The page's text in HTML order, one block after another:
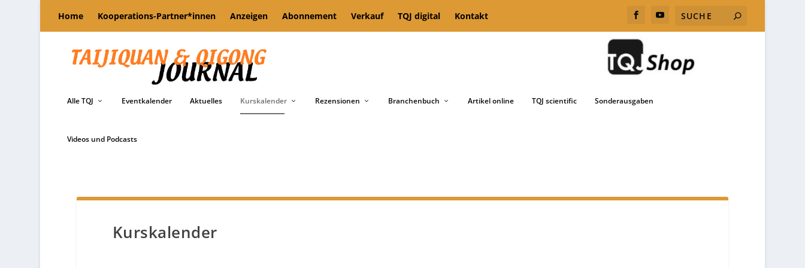
Home Kooperations-Partner*innen Anzeigen Abonnement Verkauf TQJ digital Kontakt
Alle TQJ Eventkalender Aktuelles Kurskalender Rezensionen Branchenbuch Artikel online TQJ scientific Sonderausgaben
Videos und Podcasts
Kurskalender